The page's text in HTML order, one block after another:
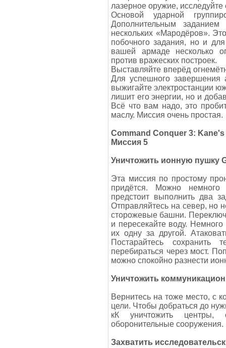
лазерное оружие, исследуйте
Основой ударной
Дополнительным
нескольких «Мародёров».
побочного задания, но и
вашей армаде несколько
против вражеских построек.
Выставляйте вперёд
Для успешного завершения
выжигайте электростанции
лишит его энергии, но и
Всё что вам надо, это
маслу. Миссия очень простая.
Command Conquer 3:
Миссия 5
Уничтожить ионную пушку
Эта миссия по простому
придётся. Можно
предстоит выполнить два
Отправляйтесь на север, но
сторожевые башни.
и пересекайте воду. Немного
их одну за другой.
Постарайтесь сохранить
перебираться через мост.
можно спокойно разнести
Уничтожить
Вернитесь на тоже место, с
цели. Чтобы добраться до
кК уничтожить центры,
оборонительные сооружения.
Захватить